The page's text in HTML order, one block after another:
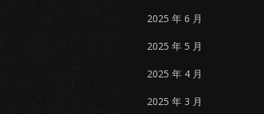
2025 年 6 月
2025 年 5 月
2025 年 4 月
2025 年 3 月